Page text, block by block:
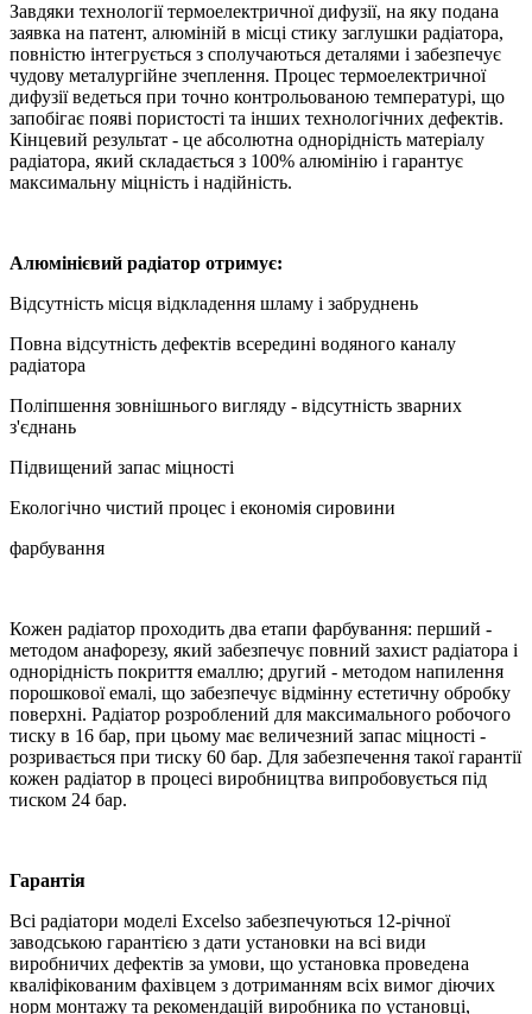
Завдяки технології термоелектричної дифузії, на яку подана
заявка на патент, алюміній в місці стику заглушки радіатора,
повністю інтегрується з сполучаються деталями і забезпечує
чудову металургійне зчеплення. Процес термоелектричної
дифузії ведеться при точно контрольованою температурі, що
запобігає появі пористості та інших технологічних дефектів.
Кінцевий результат - це абсолютна однорідність матеріалу
радіатора, який складається з 100% алюмінію і гарантує
максимальну міцність і надійність.
Алюмінієвий радіатор отримує:
Відсутність місця відкладення шламу і забруднень
Повна відсутність дефектів всередині водяного каналу
радіатора
Поліпшення зовнішнього вигляду - відсутність зварних
з'єднань
Підвищений запас міцності
Екологічно чистий процес і економія сировини
фарбування
Кожен радіатор проходить два етапи фарбування: перший -
методом анафорезу, який забезпечує повний захист радіатора і
однорідність покриття емаллю; другий - методом напилення
порошкової емалі, що забезпечує відмінну естетичну обробку
поверхні. Радіатор розроблений для максимального робочого
тиску в 16 бар, при цьому має величезний запас міцності -
розривається при тиску 60 бар. Для забезпечення такої гарантії
кожен радіатор в процесі виробництва випробовується під
тиском 24 бар.
Гарантія
Всі радіатори моделі Excelso забезпечуються 12-річної
заводською гарантією з дати установки на всі види
виробничих дефектів за умови, що установка проведена
кваліфікованим фахівцем з дотриманням всіх вимог діючих
норм монтажу та рекомендацій виробника по установці,